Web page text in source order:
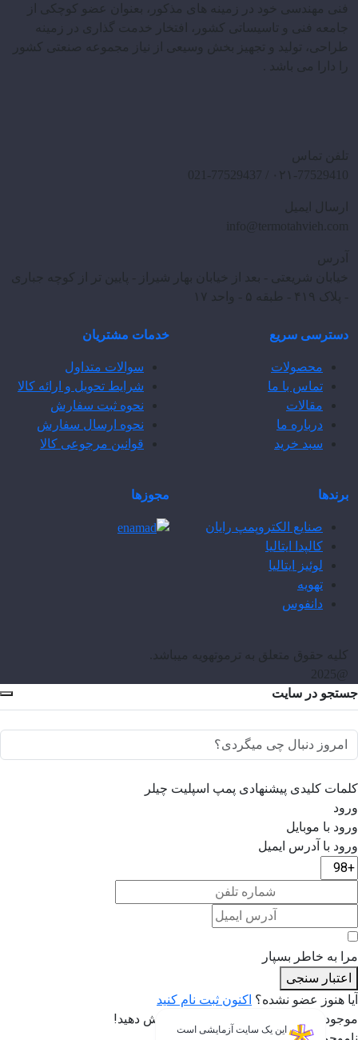
فنی مهندسی خود در زمینه های مذکور، بعنوان عضو کوچکی از
جامعه فنی و تاسیساتی کشور، افتخار خدمت گذاری در زمینه
طراحی، تولید و تجهیز بخش وسیعی از نیاز مجموعه صنعتی کشور
را دارا می باشد .
تلفن تماس
۰۲۱-77529410 / 021-77529437
ارسال ایمیل
info@termotahvieh.com
آدرس
خیابان شریعتی - بعد از خیابان بهار شیراز - پایین تر از کوچه جباری
- پلاک ۴۱۹ - طبقه ۵ - واحد ۱۷
دسترسی سریع
محصولات
تماس با ما
مقالات
درباره ما
سبد خرید
خدمات مشتریان
سوالات متداول
شرایط تحویل و ارائه کالا
نحوه ثبت سفارش
نحوه ارسال سفارش
قوانین مرجوعی کالا
برندها
صنایع الکتروپمپ رایان
کالپدا ایتالیا
لوئیز ایتالیا
تهویه
دانفوس
مجوزها
کلیه حقوق متعلق به ترموتهویه میباشد.
@2025
جستجو در سایت
کلمات کلیدی پیشنهادی پمپ اسپلیت چیلر
ورود
ورود با موبایل
ورود با ‫آدرس ایمیل
مرا به خاطر بسپار
اعتبار سنجی
آیا هنوز عضو نشده؟ اکنون ثبت نام کنید
این یک سایت آزمایشی است
موجود است، هم اکنون می توانید سفارش دهید!